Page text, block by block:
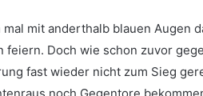
mit anderthalb blauen Augen
Doch wie schon zuvor
fast wieder nicht zum Sieg